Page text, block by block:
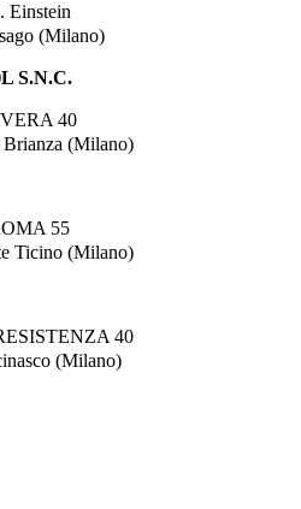
Einstein
(Milano)
S.N.C.
40
Brianza (Milano)
55
Ticino (Milano)
40
(Milano)